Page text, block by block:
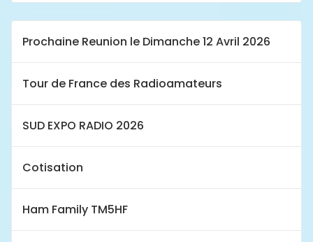
Prochaine Reunion le Dimanche 12 Avril 2026
Tour de France des Radioamateurs
SUD EXPO RADIO 2026
Cotisation
Ham Family TM5HF